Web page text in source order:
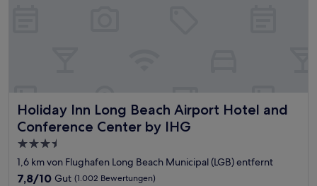
Holiday Inn Long Beach Airport Hotel and
Conference Center by IHG
Holiday Inn Long Beach Airport Hotel and Conference
3.5-
Sterne-
Unterkunft
1,6 km von Flughafen Long Beach Municipal (LGB) entfernt
7.8
7,8/10 Gut (1.002 Bewertungen)